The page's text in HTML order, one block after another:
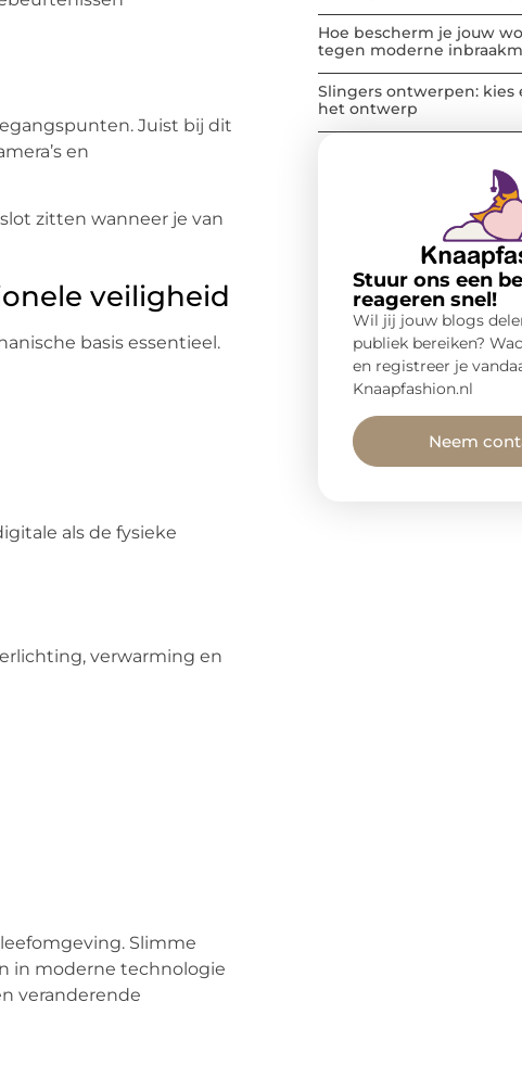
Juist bij dit
en
zitten wanneer je van
veiligheid
basis essentieel.
als de fysieke
verwarming en
Slimme
in moderne technologie
veranderende
Hoe bescherm je jouw
tegen moderne
Slingers ontwerpen: kies
het ontwerp
Stuur ons een
reageren snel!
Wil jij jouw blogs
publiek bereiken?
en registreer je
Knaapfashion.nl
Neem